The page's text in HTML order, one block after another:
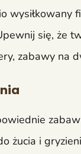
wysiłkowany
się, że
zabawy na
żucia i